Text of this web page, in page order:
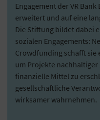
Engagement der VR
erweitert und auf eine
Die Stiftung bildet dabei
sozialen Engagements:
Crowdfunding schafft
um Projekte
finanzielle Mittel zu
gesellschaftliche
wirksamer wahrnehmen.